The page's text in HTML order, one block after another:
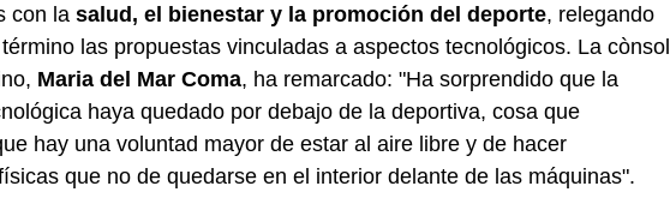
con la salud, el bienestar y la promoción del deporte, relegando
las propuestas vinculadas a aspectos tecnológicos. La cònsol
Maria del Mar Coma, ha remarcado: "Ha sorprendido que la
haya quedado por debajo de la deportiva, cosa que
hay una voluntad mayor de estar al aire libre y de hacer
que no de quedarse en el interior delante de las máquinas".